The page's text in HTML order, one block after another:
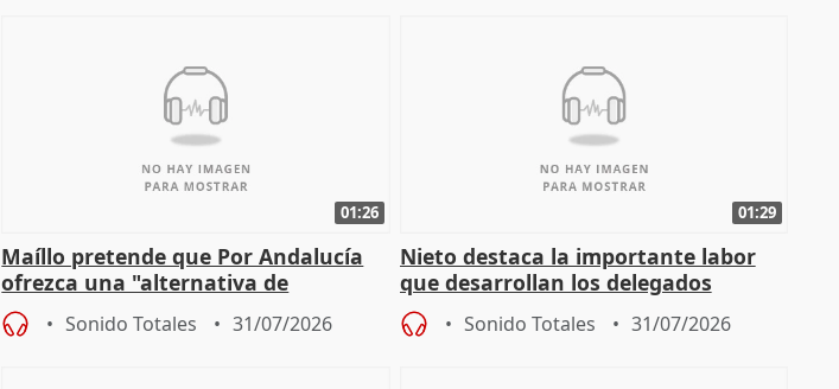
01:26
Maíllo pretende que Por Andalucía
ofrezca una "alternativa de
gobierno" con su labor de oposición
Sonido Totales 31/07/2026
01:29
Nieto destaca la importante labor
que desarrollan los delegados
territoriales de la Junta
Sonido Totales 31/07/2026